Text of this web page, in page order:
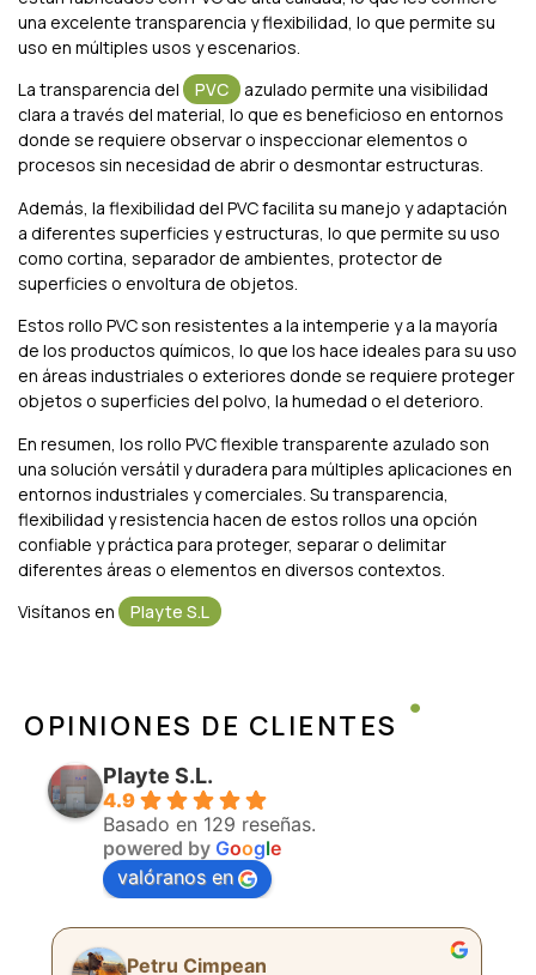
una excelente transparencia y flexibilidad, lo que permite su
uso en múltiples usos y escenarios.
La transparencia del
PVC
azulado permite una visibilidad
clara a través del material, lo que es beneficioso en entornos
donde se requiere observar o inspeccionar elementos o
procesos sin necesidad de abrir o desmontar estructuras.
Además, la flexibilidad del PVC facilita su manejo y adaptación
a diferentes superficies y estructuras, lo que permite su uso
como cortina, separador de ambientes, protector de
superficies o envoltura de objetos.
Estos rollo PVC son resistentes a la intemperie y a la mayoría
de los productos químicos, lo que los hace ideales para su uso
en áreas industriales o exteriores donde se requiere proteger
objetos o superficies del polvo, la humedad o el deterioro.
En resumen, los rollo PVC flexible transparente azulado son
una solución versátil y duradera para múltiples aplicaciones en
entornos industriales y comerciales. Su transparencia,
flexibilidad y resistencia hacen de estos rollos una opción
confiable y práctica para proteger, separar o delimitar
diferentes áreas o elementos en diversos contextos.
Visítanos en
Playte S.L
OPINIONES DE CLIENTES
Playte S.L.
4.9
Basado en 129 reseñas.
powered by Google
valóranos en
Pedro Clap